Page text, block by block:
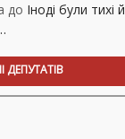
до Іноді були тихі й
ДЕПУТАТІВ